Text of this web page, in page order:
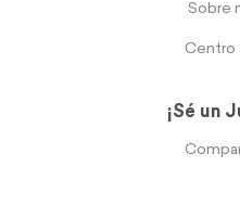
Sobre
Centro
¡Sé un